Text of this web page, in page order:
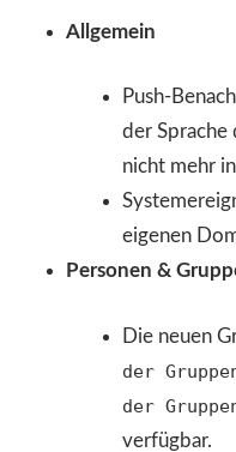
Allgemein
Push-
der Sprache
nicht mehr
eigenen
Personen &
Die neuen
der
der
verfügbar.